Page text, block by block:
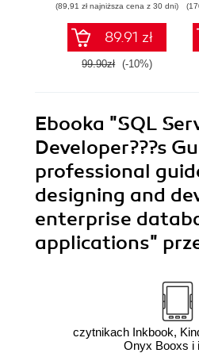
(89,91 zł najniższa cena z 30 dni)
89.91 zł
99.90zł (-10%)
Ebooka "SQL
Developer???s
professional
designing and
enterprise
applications"
czytnikach Inkbook,
Onyx Booxs i